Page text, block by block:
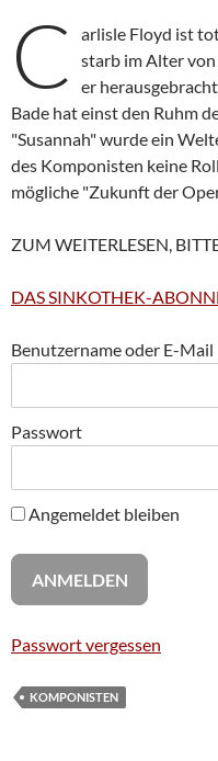
C
arlisle Floyd ist
starb im Alter
er
Bade hat einst den Ruhm
"Susannah" wurde ein
des Komponisten keine
mögliche "Zukunft der
ZUM WEITERLESEN,
DAS SINKOTHEK-
Benutzername oder E-Mail
Passwort
Angemeldet bleiben
Passwort vergessen
KOMPONISTEN